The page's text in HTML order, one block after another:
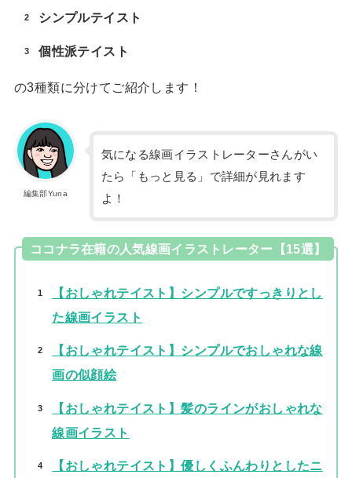
シンプルテイスト
個性派テイスト
の3種類に分けてご紹介します！
編集部Yuna
気になる線画イラストレーターさんがい
たら「もっと見る」で詳細が見れます
よ！
ココナラ在籍の人気線画イラストレーター【15選】
【おしゃれテイスト】シンプルですっきりとし
た線画イラスト
【おしゃれテイスト】シンプルでおしゃれな線
画の似顔絵
【おしゃれテイスト】髪のラインがおしゃれな
線画イラスト
【おしゃれテイスト】優しくふんわりとしたニ